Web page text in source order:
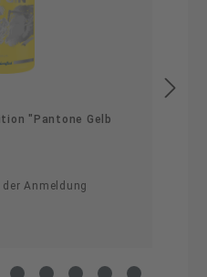
"Pantone Gelb
Anmeldung